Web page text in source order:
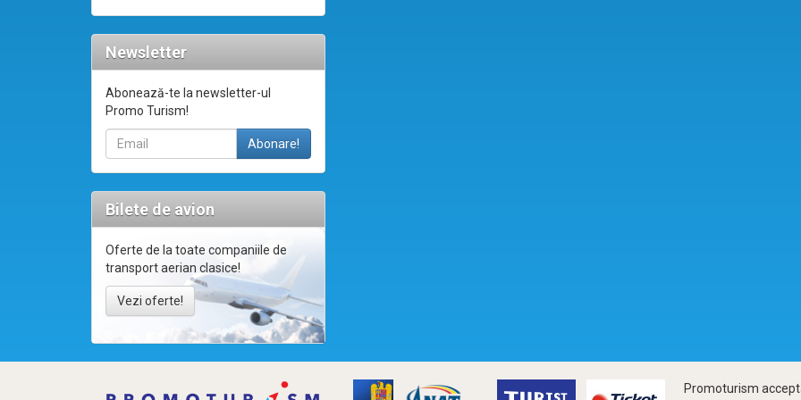
Newsletter
Abonează-te la newsletter-ul
Promo Turism!
Bilete de avion
Oferte de la toate companiile de
transport aerian clasice!
Vezi oferte!
Promoturism